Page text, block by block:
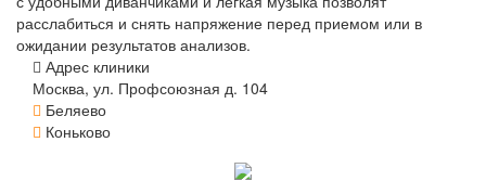
расслабиться и снять напряжение перед приемом или в
ожидании результатов анализов.
Адрес клиники
Москва, ул. Профсоюзная д. 104
Беляево
Коньково